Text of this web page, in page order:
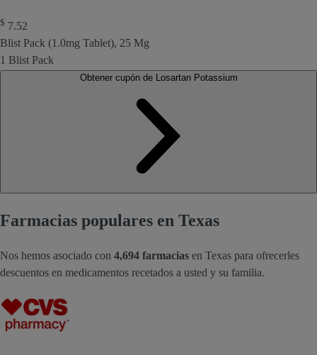
$ 7.52
Blist Pack (1.0mg Tablet), 25 Mg
1 Blist Pack
Farmacias populares en Texas
Nos hemos asociado con 4,694 farmacias en Texas para ofrecerles
descuentos en medicamentos recetados a usted y su familia.